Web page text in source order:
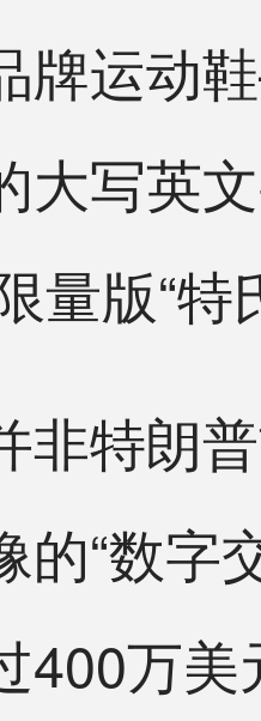
牌运动
大写英
量版“
特朗普
的“数字
400万美